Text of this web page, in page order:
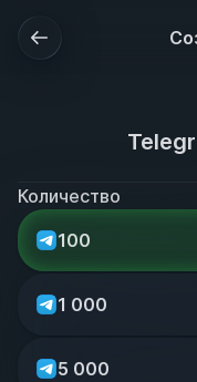
Количество
100
1 000
5 000